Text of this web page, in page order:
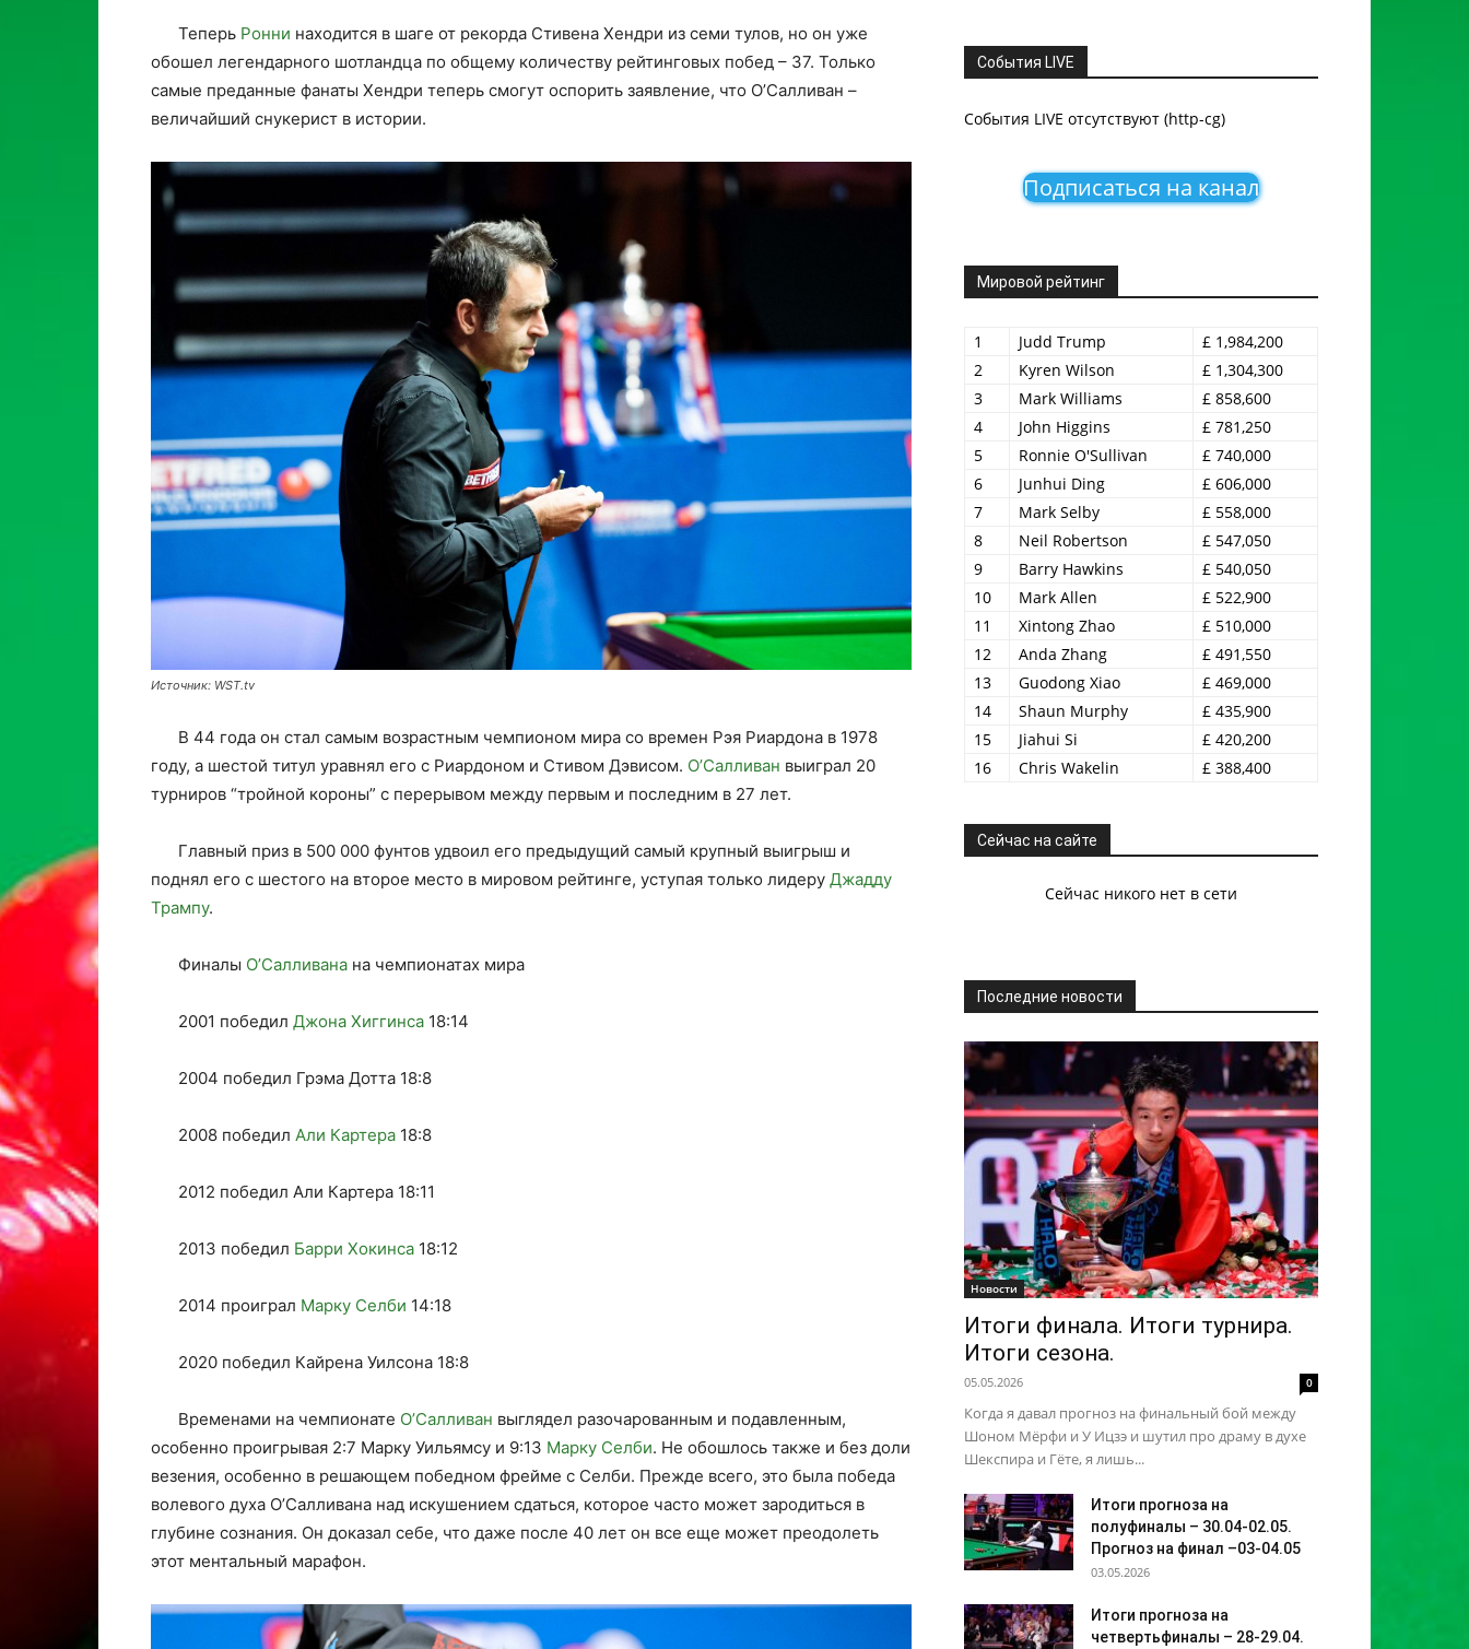
Теперь Ронни находится в шаге от рекорда Стивена Хендри из семи тулов, но он уже
обошел легендарного шотландца по общему количеству рейтинговых побед – 37. Только
самые преданные фанаты Хендри теперь смогут оспорить заявление, что О’Салливан –
величайший снукерист в истории.
Источник: WST.tv
В 44 года он стал самым возрастным чемпионом мира со времен Рэя Риардона в 1978
году, а шестой титул уравнял его с Риардоном и Стивом Дэвисом. О’Салливан выиграл 20
турниров “тройной короны” с перерывом между первым и последним в 27 лет.
Главный приз в 500 000 фунтов удвоил его предыдущий самый крупный выигрыш и
поднял его с шестого на второе место в мировом рейтинге, уступая только лидеру Джадду
Трампу.
Финалы О’Салливана на чемпионатах мира
2001 победил Джона Хиггинса 18:14
2004 победил Грэма Дотта 18:8
2008 победил Али Картера 18:8
2012 победил Али Картера 18:11
2013 победил Барри Хокинса 18:12
2014 проиграл Марку Селби 14:18
2020 победил Кайрена Уилсона 18:8
Временами на чемпионате О’Салливан выглядел разочарованным и подавленным,
особенно проигрывая 2:7 Марку Уильямсу и 9:13 Марку Селби. Не обошлось также и без доли
везения, особенно в решающем победном фрейме с Селби. Прежде всего, это была победа
волевого духа О’Салливана над искушением сдаться, которое часто может зародиться в
глубине сознания. Он доказал себе, что даже после 40 лет он все еще может преодолеть
этот ментальный марафон.
События LIVE
События LIVE отсутствуют (http-cg)
Подписаться на канал
Мировой рейтинг
1 Judd Trump
£ 1,984,200
2
Kyren Wilson
£ 1,304,300
3
Mark Williams
£ 858,600
4
John Higgins
£ 781,250
5
Ronnie O'Sullivan
£ 740,000
6
Junhui Ding
£ 606,000
7
Mark Selby
£ 558,000
8
Neil Robertson
£ 547,050
9
Barry Hawkins
£ 540,050
10
Mark Allen
£ 522,900
11
Xintong Zhao
£ 510,000
12
Anda Zhang
£ 491,550
13
Guodong Xiao
£ 469,000
14
Shaun Murphy
£ 435,900
15
Jiahui Si
£ 420,200
16
Chris Wakelin £ 388,400
Сейчас на сайте
Сейчас никого нет в сети
Последние новости
Новости
Итоги финала. Итоги турнира.
Итоги сезона.
05.05.2026 0
Когда я давал прогноз на финальный бой между
Шоном Мёрфи и У Ицзэ и шутил про драму в духе
Шекспира и Гёте, я лишь...
Итоги прогноза на
полуфиналы – 30.04-02.05.
Прогноз на финал –03-04.05
03.05.2026
Итоги прогноза на
четвертьфиналы – 28-29.04.